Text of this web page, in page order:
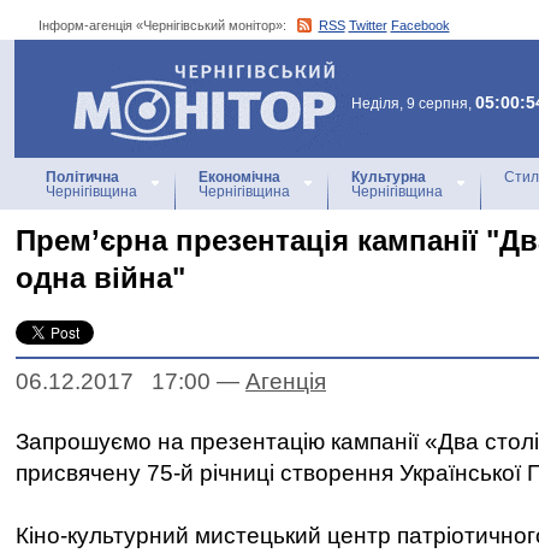
Інформ-агенція «Чернігівський монітор»: RSS Twitter Facebook
Інформ-агенція
«Чернігівський монітор»
Неділя, 9 серпня,
Політична
Чернігівщина
Економічна
Чернігівщина
Культурна
Чернігівщина
Прем’єрна презентація кампанії
одна війна"
06.12.2017 17:00 — Агенцiя
Запрошуємо на презентацію кампанії «Два
присвячену 75-й річниці створення Української
Кіно-культурний мистецький центр